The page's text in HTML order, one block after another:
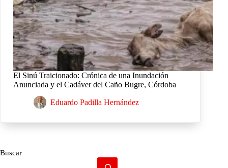
El Sinú Traicionado: Crónica de una Inundación
Anunciada y el Cadáver del Caño Bugre, Córdoba
Eduardo Padilla Hernández
Buscar